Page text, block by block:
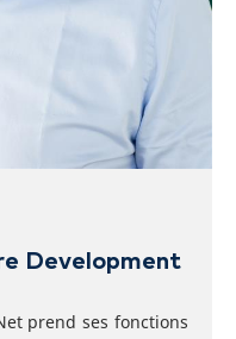
Development
prend ses fonctions